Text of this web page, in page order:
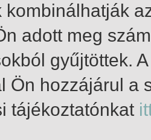
kombinálhatják
adott meg
gyűjtöttek.
Ön hozzájárul a
tájékoztatónkat